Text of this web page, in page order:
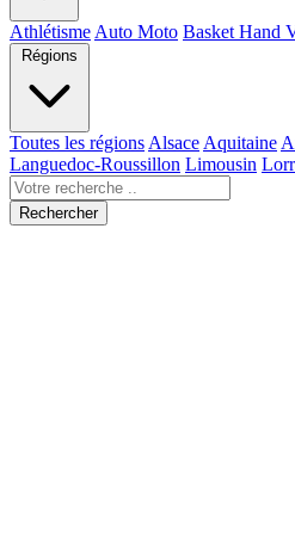
Athlétisme Auto Moto Basket Hand
Régions
Toutes les régions Alsace Aquitaine
Languedoc-Roussillon Limousin
Rechercher